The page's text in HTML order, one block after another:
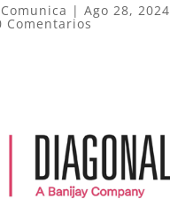
| Ago 28, 2024
Comentarios